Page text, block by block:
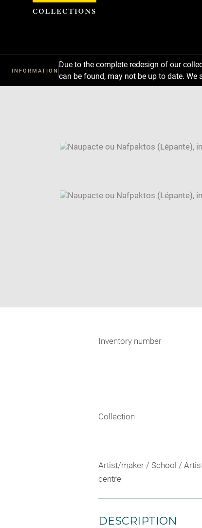
INFORMATION
Due to the complete redesign of our
can be found, may not be up to date.
window
SKIP IMAGE CAROUSEL
Inventory number
Collection
Artist/maker / School /
centre
DESCRIPTION
Cookies management panel